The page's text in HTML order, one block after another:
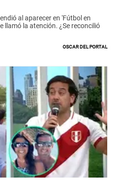
al aparecer en 'Fútbol en
llamó la atención. ¿Se reconcilió
Oscar del Portal